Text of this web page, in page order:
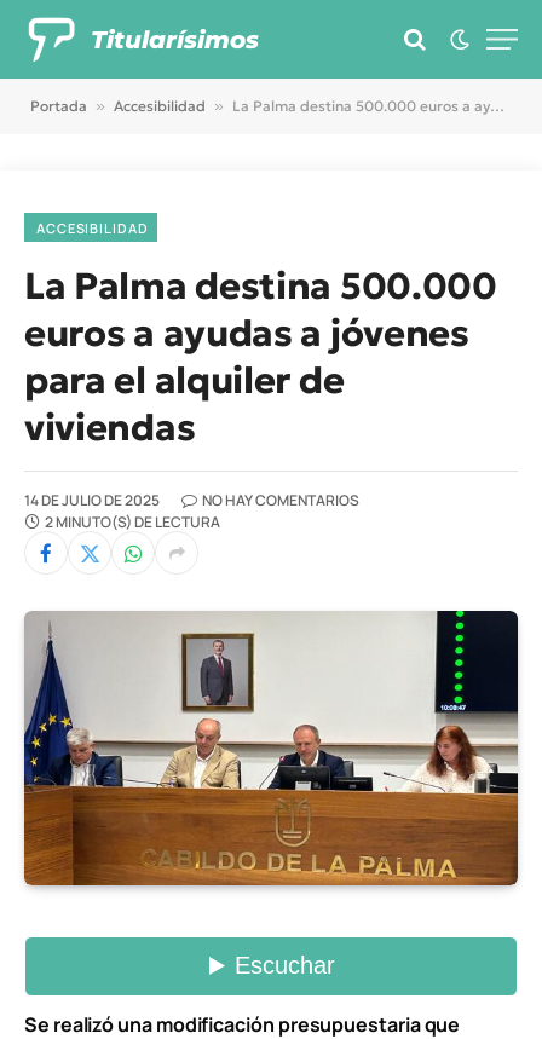
Titularísimos
Portada » Accesibilidad » La Palma destina 500.000 euros a ayudas a jóvenes para el alquiler de viviendas
ACCESIBILIDAD
La Palma destina 500.000
euros a ayudas a jóvenes
para el alquiler de
viviendas
14 DE JULIO DE 2025
NO HAY COMENTARIOS
2 MINUTO(S) DE LECTURA
Se realizó una modificación presupuestaria que